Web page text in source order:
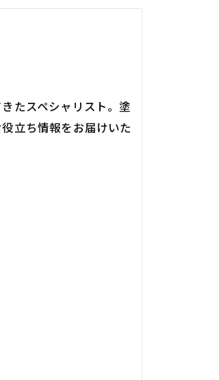
たスペシャリスト。塗
立ち情報をお届けいた